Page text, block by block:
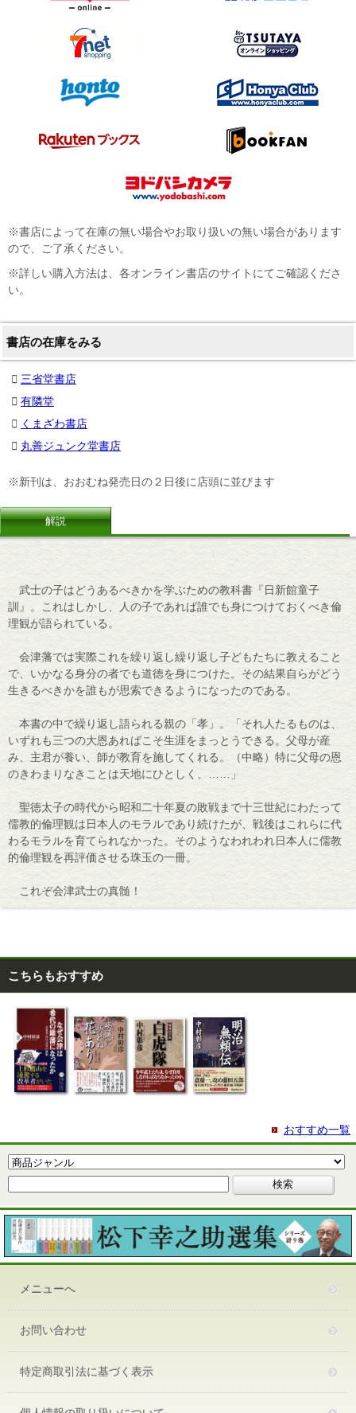
※書店によって在庫の無い場合やお取り扱いの無い場合があります
ので、ご了承ください。
※詳しい購入方法は、各オンライン書店のサイトにてご確認くださ
い。
書店の在庫をみる
三省堂書店
有隣堂
くまざわ書店
丸善ジュンク堂書店
※新刊は、おおむね発売日の２日後に店頭に並びます
解説
武士の子はどうあるべきかを学ぶための教科書『日新館童子
訓』。これはしかし、人の子であれば誰でも身につけておくべき倫
理観が語られている。
会津藩では実際これを繰り返し繰り返し子どもたちに教えること
で、いかなる身分の者でも道徳を身につけた。その結果自らがどう
生きるべきかを誰もが思索できるようになったのである。
本書の中で繰り返し語られる親の「孝」。「それ人たるものは、
いずれも三つの大恩あればこそ生涯をまっとうできる。父母が産
み、主君が養い、師が教育を施してくれる。（中略）特に父母の恩
のきわまりなきことは天地にひとしく、……」
聖徳太子の時代から昭和二十年夏の敗戦まで十三世紀にわたって
儒教的倫理観は日本人のモラルであり続けたが、戦後はこれらに代
わるモラルを育てられなかった。そのようなわれわれ日本人に儒教
的倫理観を再評価させる珠玉の一冊。
これぞ会津武士の真髄！
こちらもおすすめ
おすすめ一覧
メニューへ
お問い合わせ
特定商取引法に基づく表示